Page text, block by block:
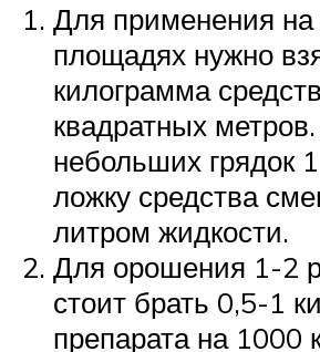
Для применения
площадях нужно
килограмма
квадратных
небольших грядок
ложку средства
литром жидкости.
Для орошения 1-2
стоит брать 0,5-1
препарата на 1000